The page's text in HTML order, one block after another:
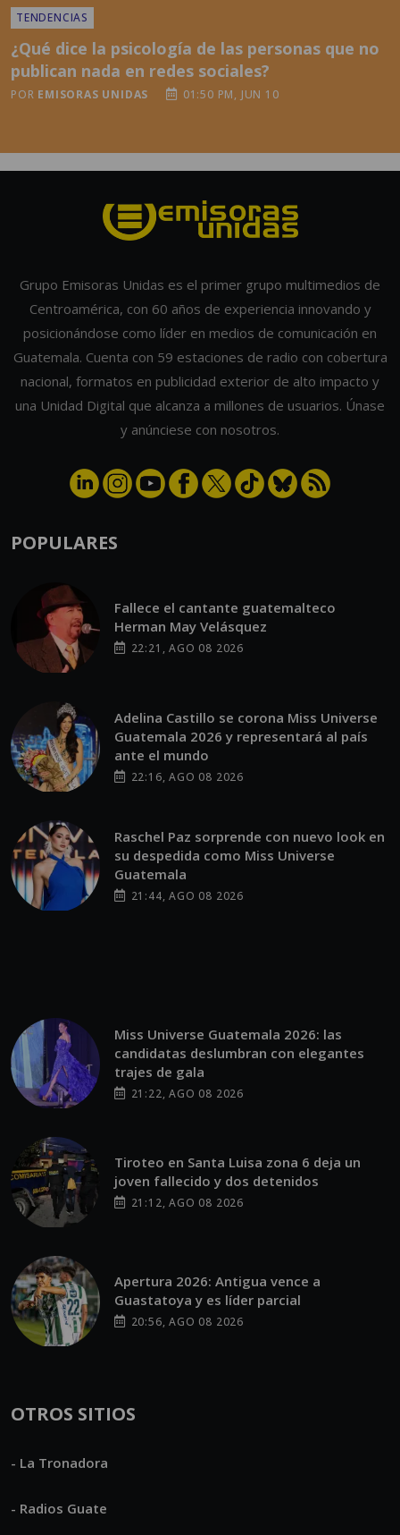
TENDENCIAS
¿Qué dice la psicología de las personas que no
publican nada en redes sociales?
POR EMISORAS UNIDAS 01:50 PM, JUN 10
Grupo Emisoras Unidas es el primer grupo multimedios de
Centroamérica, con 60 años de experiencia innovando y
posicionándose como líder en medios de comunicación en
Guatemala. Cuenta con 59 estaciones de radio con cobertura
nacional, formatos en publicidad exterior de alto impacto y
una Unidad Digital que alcanza a millones de usuarios. Únase
y anúnciese con nosotros.
POPULARES
Fallece el cantante guatemalteco
Herman May Velásquez
22:21, AGO 08 2026
Adelina Castillo se corona Miss Universe
Guatemala 2026 y representará al país
ante el mundo
22:16, AGO 08 2026
Raschel Paz sorprende con nuevo look en
su despedida como Miss Universe
Guatemala
21:44, AGO 08 2026
Miss Universe Guatemala 2026: las
candidatas deslumbran con elegantes
trajes de gala
21:22, AGO 08 2026
Tiroteo en Santa Luisa zona 6 deja un
joven fallecido y dos detenidos
21:12, AGO 08 2026
Apertura 2026: Antigua vence a
Guastatoya y es líder parcial
20:56, AGO 08 2026
OTROS SITIOS
- La Tronadora
- Radios Guate